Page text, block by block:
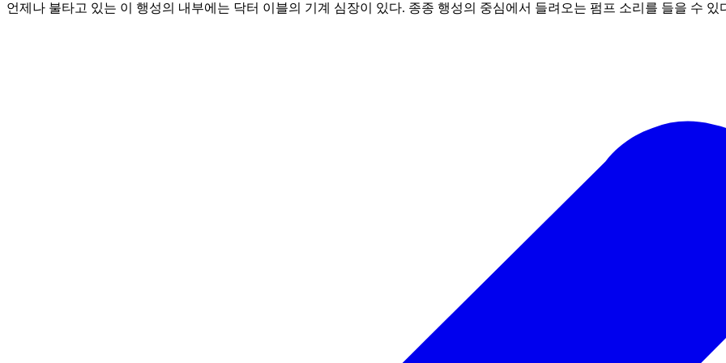
언제나 불타고 있는 이 행성의 내부에는 닥터 이블의 기계 심장이 있다. 종종 행성의 중심에서 들려오는 펌프 소리를 들을 수 있